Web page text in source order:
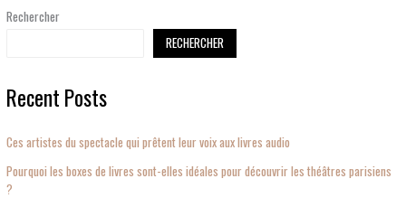
Rechercher
RECHERCHER
Recent Posts
Ces artistes du spectacle qui prêtent leur voix aux livres audio
Pourquoi les boxes de livres sont-elles idéales pour découvrir les théâtres parisiens
?